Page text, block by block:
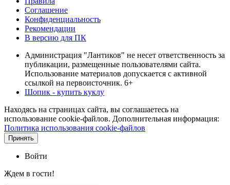
Соглашение
Конфиденциальность
Рекомендации
В версию для ПК
Администрация "Лантиков" не несет ответственность за
публикации, размещенные пользователями сайта.
Использование материалов допускается с активной
ссылкой на первоисточник. 6+
Шопик - купить куклу
Находясь на страницах сайта, вы соглашаетесь на
использование cookie-файлов. Дополнительная информация:
Политика использования cookie-файлов
Принять
Войти
Ждем в гости!